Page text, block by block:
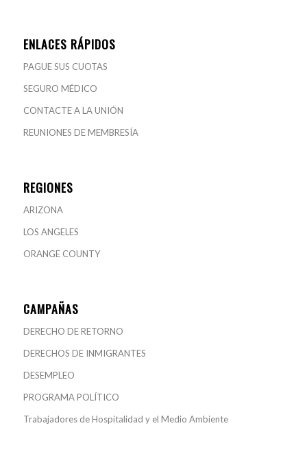
ENLACES RÁPIDOS
PAGUE SUS CUOTAS
SEGURO MÉDICO
CONTACTE A LA UNIÓN
REUNIONES DE MEMBRESÍA
REGIONES
ARIZONA
LOS ANGELES
ORANGE COUNTY
CAMPAÑAS
DERECHO DE RETORNO
DERECHOS DE INMIGRANTES
DESEMPLEO
PROGRAMA POLÍTICO
Trabajadores de Hospitalidad y el Medio Ambiente